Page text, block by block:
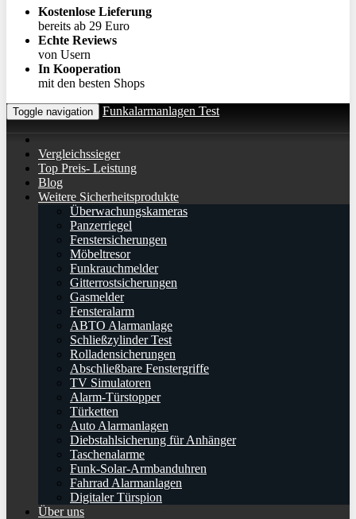
Kostenlose Lieferung
bereits ab 29 Euro
Echte Reviews
von Usern
In Kooperation
mit den besten Shops
Toggle navigation Funkalarmanlagen Test
Vergleichssieger
Top Preis- Leistung
Blog
Weitere Sicherheitsprodukte
Überwachungskameras
Panzerriegel
Fenstersicherungen
Möbeltresor
Funkrauchmelder
Gitterrostsicherungen
Gasmelder
Fensteralarm
ABTO Alarmanlage
Schließzylinder Test
Rolladensicherungen
Abschließbare Fenstergriffe
TV Simulatoren
Alarm-Türstopper
Türketten
Auto Alarmanlagen
Diebstahlsicherung für Anhänger
Taschenalarme
Funk-Solar-Armbanduhren
Fahrrad Alarmanlagen
Digitaler Türspion
Über uns